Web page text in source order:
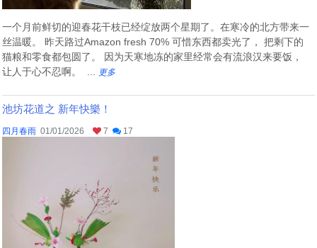
一个月前鲜切的迎春花干枝已经绽放两个星期了。在寒冷的北方带来一
丝温暖。 昨天路过Amazon fresh 70% 可惜东西都卖光了， 把剩下的
猫粮和零食都包圆了。 因为天寒地冻的家里经常会有流浪汉来要饭，
让人于心不忍啊。 ...
更多
池坊花道之 新年快樂！
四月春雨 01/01/2026 7 17